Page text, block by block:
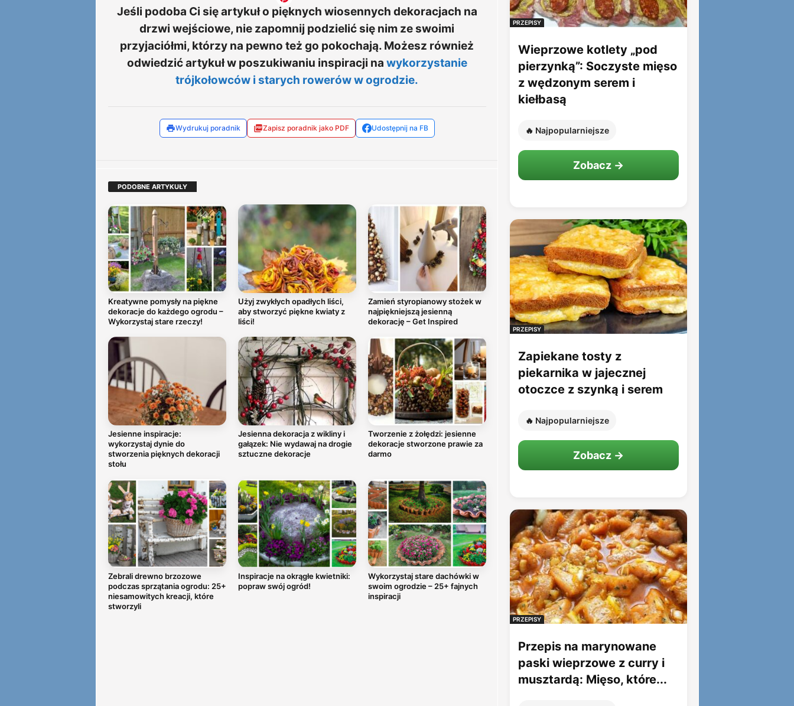
Jeśli podoba Ci się artykuł o pięknych wiosennych dekoracjach na
drzwi wejściowe, nie zapomnij podzielić się nim ze swoimi
przyjaciółmi, którzy na pewno też go pokochają. Możesz również
odwiedzić artykuł w poszukiwaniu inspiracji na wykorzystanie
trójkołowców i starych rowerów w ogrodzie.
Wydrukuj poradnik Zapisz poradnik jako PDF Udostępnij na FB
PODOBNE ARTYKUŁY
Kreatywne pomysły na piękne
dekoracje do każdego ogrodu –
Wykorzystaj stare rzeczy!
Użyj zwykłych opadłych liści,
aby stworzyć piękne kwiaty z
liści!
Zamień styropianowy stożek w
najpiękniejszą jesienną
dekorację – Get Inspired
Jesienne inspiracje:
wykorzystaj dynie do
stworzenia pięknych dekoracji
stołu
Jesienna dekoracja z wikliny i
gałązek: Nie wydawaj na drogie
sztuczne dekoracje
Tworzenie z żołędzi: jesienne
dekoracje stworzone prawie za
darmo
Zebrali drewno brzozowe
podczas sprzątania ogrodu: 25+
niesamowitych kreacji, które
stworzyli
Inspiracje na okrągłe kwietniki:
popraw swój ogród!
Wykorzystaj stare dachówki w
swoim ogrodzie – 25+ fajnych
inspiracji
PRZEPISY
Wieprzowe kotlety „pod
pierzynką”: Soczyste mięso
z wędzonym serem i
kiełbasą
🔥 Najpopularniejsze
Zobacz →
PRZEPISY
Zapiekane tosty z
piekarnika w jajecznej
otoczce z szynką i serem
🔥 Najpopularniejsze
Zobacz →
PRZEPISY
Przepis na marynowane
paski wieprzowe z curry i
musztardą: Mięso, które...